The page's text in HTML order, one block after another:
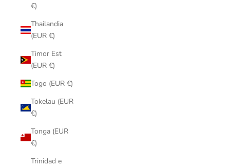
€)
Thailandia
(EUR €)
Timor Est
(EUR €)
Togo (EUR €)
Tokelau (EUR
€)
Tonga (EUR
€)
Trinidad e